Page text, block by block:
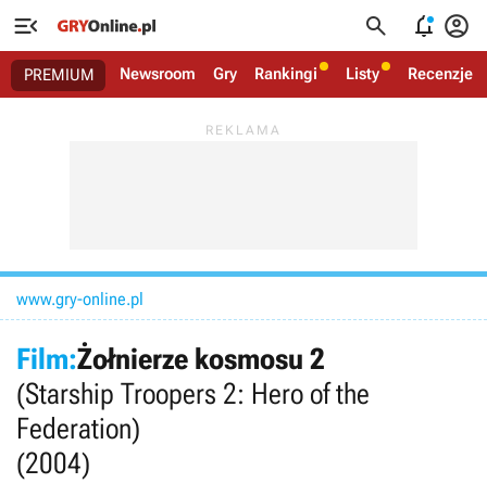
   
PREMIUM Newsroom Gry Rankingi Listy Recenzje
www.gry-online.pl
Film:Żołnierze kosmosu 2
(Starship Troopers 2: Hero of the
Federation)
(2004)